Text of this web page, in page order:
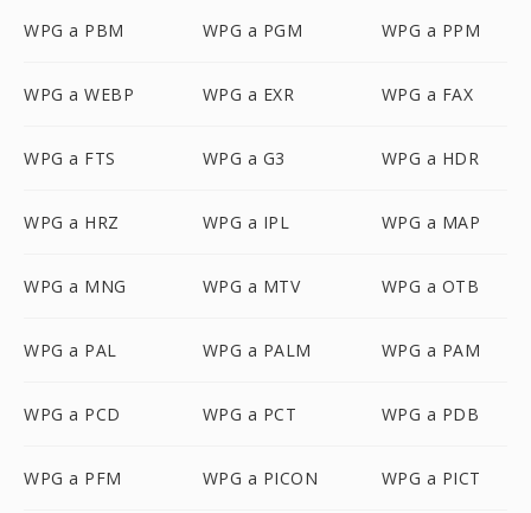
WPG a PBM WPG a PGM WPG a PPM
WPG a WEBP WPG a EXR WPG a FAX
WPG a FTS WPG a G3 WPG a HDR
WPG a HRZ WPG a IPL WPG a MAP
WPG a MNG WPG a MTV WPG a OTB
WPG a PAL WPG a PALM WPG a PAM
WPG a PCD WPG a PCT WPG a PDB
WPG a PFM WPG a PICON WPG a PICT